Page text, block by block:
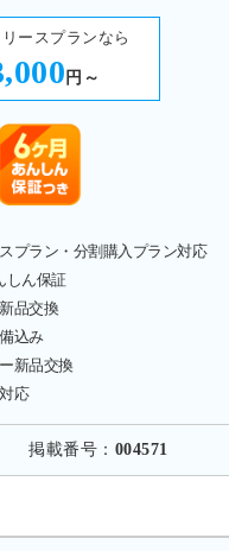
ースプランなら
円～
プラン・分割購入プラン対応
しん保証
品交換
込み
新品交換
応
掲載番号： 004571